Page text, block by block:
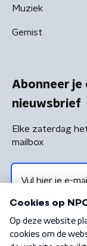
Muziek
Gemist
Abonneer je
nieuwsbrief
Elke zaterdag
mailbox